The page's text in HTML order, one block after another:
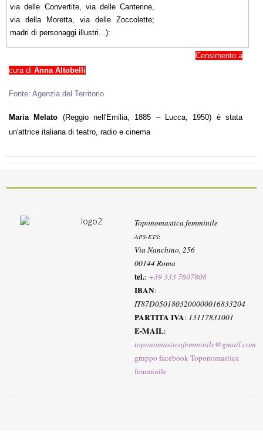
via delle Convertite, via delle Canterine,
via della Moretta, via delle Zoccolette;
madri di personaggi illustri...):
Censimento a
cura diAnna Altobelli
Fonte: Agenzia del Territorio
Maria Melato (Reggio nell'Emilia, 1885 – Lucca, 1950) è stata
un'attrice italiana di teatro, radio e cinema
Toponomastica femminile
APS-ETS:
Via Nanchino, 256
00144 Roma
tel.:+39 333 7607808
IBAN:
IT87D0501803200000016833204
PARTITA IVA: 13117831001
E-MAIL:
toponomasticafemminile@gmail.com
gruppo facebook Toponomastica
femminile